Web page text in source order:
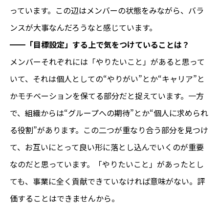
っています。この辺はメンバーの状態をみながら、バラ
ンスが大事なんだろうなと感じています。
━━ 「目標設定」する上で気をつけていることは？
メンバーそれぞれには「やりたいこと」があると思って
いて、それは個人としての“やりがい”とか“キャリア”と
かモチベーションを保てる部分だと捉えています。一方
で、組織からは“グループへの期待”とか“個人に求められ
る役割”があります。この二つが重なり合う部分を見つけ
て、お互いにとって良い形に落とし込んでいくのが重要
なのだと思っています。「やりたいこと」があったとし
ても、事業に全く貢献できていなければ意味がない。評
価することはできませんから。